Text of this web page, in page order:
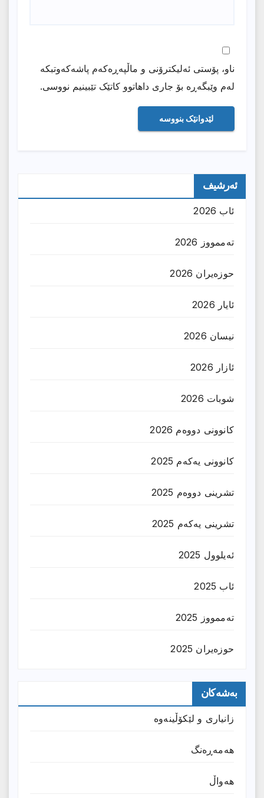
ناو، پۆستی ئەلیکترۆنی و ماڵپەڕەکەم پاشەکەوتبکە
لەم وێبگەڕە بۆ جاری داهاتوو کاتێک تێبینیم نووسی.
ئەرشیف
ئاب 2026
تەممووز 2026
حوزه‌یران 2026
ئایار 2026
نیسان 2026
ئازار 2026
شوبات 2026
کانوونی دووەم 2026
کانوونی یەکەم 2025
تشرینی دووەم 2025
تشرینی یەکەم 2025
ئەیلوول 2025
ئاب 2025
تەممووز 2025
حوزه‌یران 2025
بەشەکان
زانیارى و لێکۆڵینەوە
هەمەڕەنگ
هەواڵ